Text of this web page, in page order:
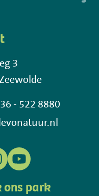
3
- 522 8880
ons park